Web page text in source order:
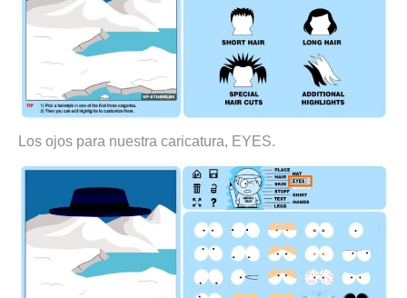
Los ojos para nuestra caricatura, EYES.